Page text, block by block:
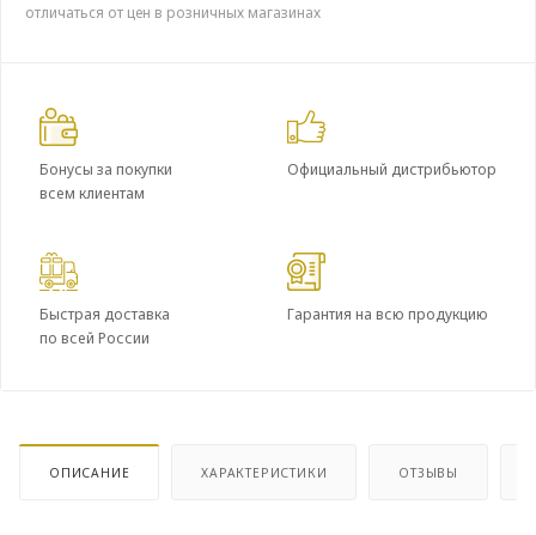
отличаться от цен в розничных магазинах
Бонусы за покупки
всем клиентам
Официальный дистрибьютор
Быстрая доставка
по всей России
Гарантия на всю продукцию
ОПИСАНИЕ ХАРАКТЕРИСТИКИ ОТЗЫВЫ